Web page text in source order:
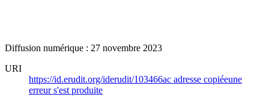
Diffusion numérique : 27 novembre 2023
URI
https://id.erudit.org/iderudit/103466ac adresse copiéeune
erreur s'est produite